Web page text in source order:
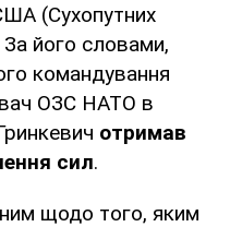
(Сухопутних
За його словами,
командування
ОЗС НАТО в
отримав
сил.
ним щодо того, яким